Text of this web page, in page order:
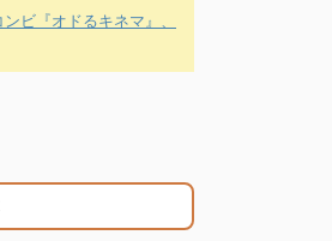
ビ『オドるキネマ』、